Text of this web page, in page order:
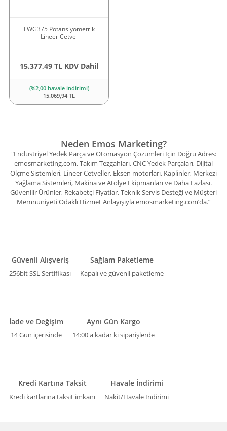
LWG375 Potansiyometrik
Lineer Cetvel
15.377,49 TL KDV Dahil
(%2,00 havale indirimi)
15.069,94 TL
Neden Emos Marketing?
"Endüstriyel Yedek Parça ve Otomasyon Çözümleri İçin Doğru Adres:
emosmarketing.com. Takım Tezgahları, CNC Yedek Parçaları, Dijital
Ölçme Sistemleri, Lineer Cetveller, Eksen motorları, Kaplinler, Merkezi
Yağlama Sistemleri, Makina ve Atölye Ekipmanları ve Daha Fazlası.
Güvenilir Ürünler, Rekabetçi Fiyatlar, Teknik Servis Desteği ve Müşteri
Memnuniyeti Odaklı Hizmet Anlayışıyla emosmarketing.com’da.”
Güvenli Alışveriş
256bit SSL Sertifikası
Sağlam Paketleme
Kapalı ve güvenli paketleme
İade ve Değişim
14 Gün içerisinde
Aynı Gün Kargo
14:00'a kadar ki siparişlerde
Kredi Kartına Taksit
Kredi kartlarına taksit imkanı
Havale İndirimi
Nakit/Havale İndirimi